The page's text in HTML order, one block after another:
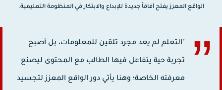
الواقع المعزز يفتح آفاقاً جديدة للإبداع والابتكار في المنظومة التعليمية.
"التعلم لم يعد مجرد تلقين للمعلومات، بل أصبح
تجربة حية يتفاعل فيها الطالب مع المحتوى ليصنع
معرفته الخاصة؛ وهنا يأتي دور الواقع المعزز لتجسيد